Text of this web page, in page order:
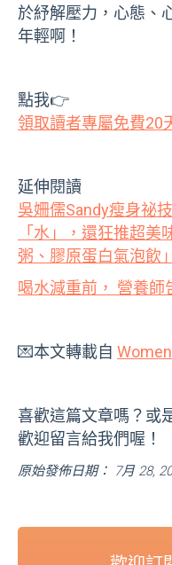
於紓解壓力，心態、
年輕啊！
點我👉
領取讀者專屬免費20
延伸閱讀
吳姍儒Sandy瘦身祕
「水」，還狂推超美
粥、膠原蛋白氣泡飲」
喝水減重前， 營養
💌本文轉載自
喜歡這篇文章嗎？或
歡迎留言給我們喔！
原始發佈日期： 7月 28,